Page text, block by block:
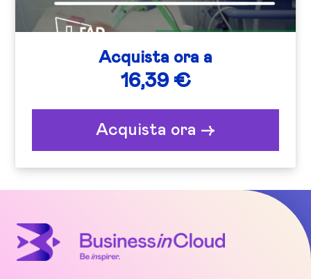
Acquista ora a
16,39 €
Acquista ora ->